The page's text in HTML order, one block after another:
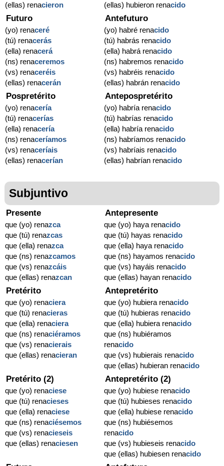
(ellas) renacieron
(ellas) hubieron renacido
Futuro
(yo) renaceré
(tú) renacerás
(ella) renacerá
(ns) renaceremos
(vs) renaceréis
(ellas) renacerán
Antefuturo
(yo) habré renacido
(tú) habrás renacido
(ella) habrá renacido
(ns) habremos renacido
(vs) habréis renacido
(ellas) habrán renacido
Pospretérito
(yo) renacería
(tú) renacerías
(ella) renacería
(ns) renaceríamos
(vs) renaceríais
(ellas) renacerían
Antepospretérito
(yo) habría renacido
(tú) habrías renacido
(ella) habría renacido
(ns) habríamos renacido
(vs) habríais renacido
(ellas) habrían renacido
Subjuntivo
Presente
que (yo) renazca
que (tú) renazcas
que (ella) renazca
que (ns) renazcamos
que (vs) renazcáis
que (ellas) renazcan
Antepresente
que (yo) haya renacido
que (tú) hayas renacido
que (ella) haya renacido
que (ns) hayamos renacido
que (vs) hayáis renacido
que (ellas) hayan renacido
Pretérito
que (yo) renaciera
que (tú) renacieras
que (ella) renaciera
que (ns) renaciéramos
que (vs) renacierais
que (ellas) renacieran
Antepretérito
que (yo) hubiera renacido
que (tú) hubieras renacido
que (ella) hubiera renacido
que (ns) hubiéramos
renacido
que (vs) hubierais renacido
que (ellas) hubieran renacido
Pretérito (2)
que (yo) renaciese
que (tú) renacieses
que (ella) renaciese
que (ns) renaciésemos
que (vs) renacieseis
que (ellas) renaciesen
Antepretérito (2)
que (yo) hubiese renacido
que (tú) hubieses renacido
que (ella) hubiese renacido
que (ns) hubiésemos
renacido
que (vs) hubieseis renacido
que (ellas) hubiesen renacido